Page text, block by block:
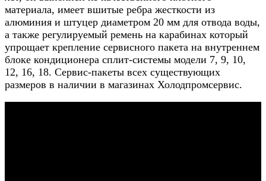
материала, имеет вшитые ребра жесткости из
алюминия и штуцер диаметром 20 мм для отвода воды,
а также регулируемый ремень на карабинах который
упрощает крепление сервисного пакета на внутреннем
блоке кондиционера сплит-системы модели 7, 9, 10,
12, 16, 18. Сервис-пакеты всех существующих
размеров в наличии в магазинах Холодпромсервис.